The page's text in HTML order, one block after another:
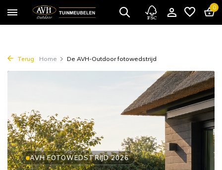
0
Terug Home De AVH-Outdoor fotowedstrijd
AVH FOTOWEDSTRIJD 2026